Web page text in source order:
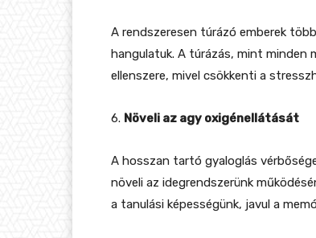
A rendszeresen túrázó emberek
hangulatuk. A túrázás, mint minden
ellenszere, mivel csökkenti a
6. Növeli az agy oxigénellátását
A hosszan tartó gyaloglás
növeli az idegrendszerünk
a tanulási képességünk, javul a